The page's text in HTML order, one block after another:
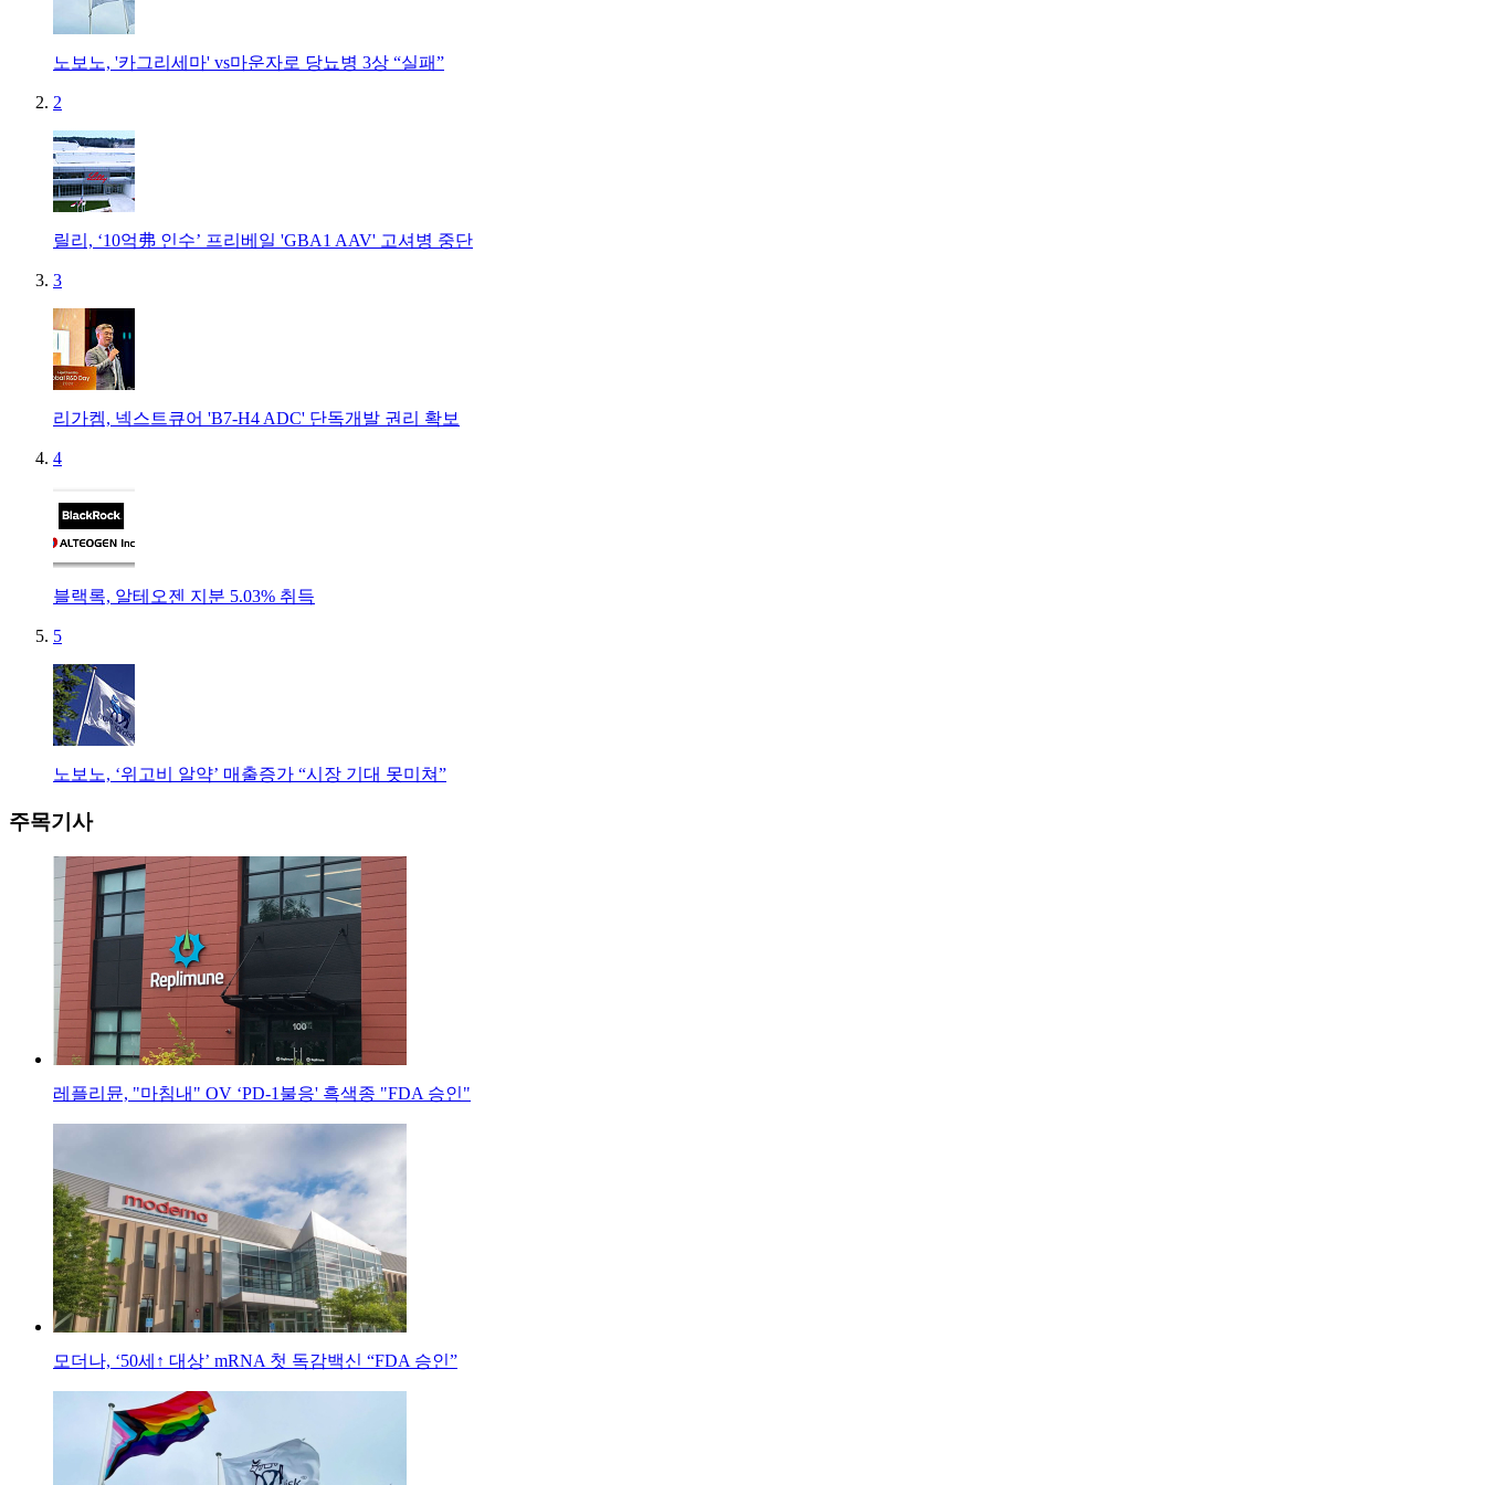
노보노, '카그리세마' vs마운자로 당뇨병 3상 “실패”
2
릴리, ‘10억弗 인수’ 프리베일 'GBA1 AAV' 고셔병 중단
3
리가켐, 넥스트큐어 'B7-H4 ADC' 단독개발 권리 확보
4
블랙록, 알테오젠 지분 5.03% 취득
5
노보노, ‘위고비 알약’ 매출증가 “시장 기대 못미쳐”
주목기사
레플리뮨, "마침내" OV ‘PD-1불응' 흑색종 "FDA 승인"
모더나, ‘50세↑ 대상’ mRNA 첫 독감백신 “FDA 승인”